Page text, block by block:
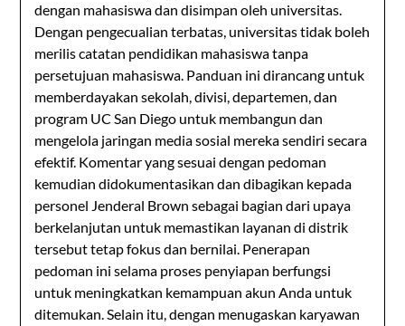
dengan mahasiswa dan disimpan oleh universitas.
Dengan pengecualian terbatas, universitas tidak boleh
merilis catatan pendidikan mahasiswa tanpa
persetujuan mahasiswa. Panduan ini dirancang untuk
memberdayakan sekolah, divisi, departemen, dan
program UC San Diego untuk membangun dan
mengelola jaringan media sosial mereka sendiri secara
efektif. Komentar yang sesuai dengan pedoman
kemudian didokumentasikan dan dibagikan kepada
personel Jenderal Brown sebagai bagian dari upaya
berkelanjutan untuk memastikan layanan di distrik
tersebut tetap fokus dan bernilai. Penerapan
pedoman ini selama proses penyiapan berfungsi
untuk meningkatkan kemampuan akun Anda untuk
ditemukan. Selain itu, dengan menugaskan karyawan